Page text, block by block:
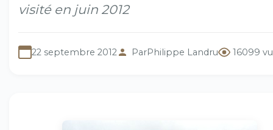
visité en juin 2012
22 septembre 2012 ParPhilippe Landru 16099